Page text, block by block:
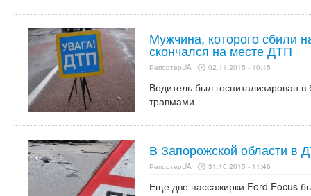
Мужчина, которого сбили
скончался на месте ДТП
РепортерUA 02.11.2015 - 10:15
Водитель был госпитализирован
травмами
В Запорожской области в
РепортерUA 31.10.2015 - 11:46
Еще две пассажирки Ford Focus